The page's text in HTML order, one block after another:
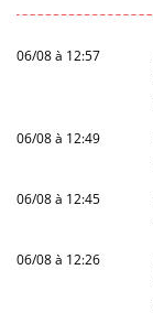
06/08 à 12:57
06/08 à 12:49
06/08 à 12:45
06/08 à 12:26